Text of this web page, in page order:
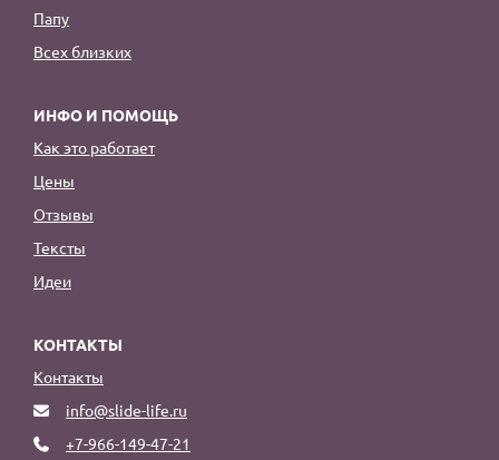
Папу
Всех близких
ИНФО И ПОМОЩЬ
Как это работает
Цены
Отзывы
Тексты
Идеи
КОНТАКТЫ
Контакты
info@slide-life.ru
+7-966-149-47-21